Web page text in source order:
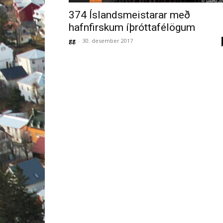
374 Íslandsmeistarar með
hafnfirskum íþróttafélögum
gg - 30. desember 2017